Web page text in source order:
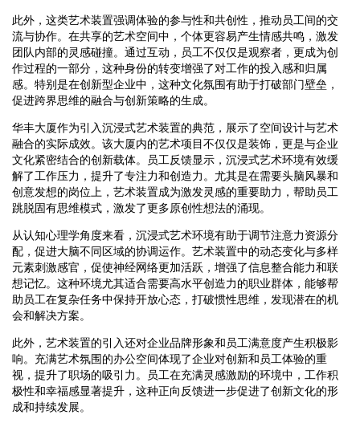
此外，这类艺术装置强调体验的参与性和共创性，推动员工间的交
流与协作。在共享的艺术空间中，个体更容易产生情感共鸣，激发
团队内部的灵感碰撞。通过互动，员工不仅仅是观察者，更成为创
作过程的一部分，这种身份的转变增强了对工作的投入感和归属
感。特别是在创新型企业中，这种文化氛围有助于打破部门壁垒，
促进跨界思维的融合与创新策略的生成。
华丰大厦作为引入沉浸式艺术装置的典范，展示了空间设计与艺术
融合的实际成效。该大厦内的艺术项目不仅仅是装饰，更是与企业
文化紧密结合的创新载体。员工反馈显示，沉浸式艺术环境有效缓
解了工作压力，提升了专注力和创造力。尤其是在需要头脑风暴和
创意发想的岗位上，艺术装置成为激发灵感的重要助力，帮助员工
跳脱固有思维模式，激发了更多原创性想法的涌现。
从认知心理学角度来看，沉浸式艺术环境有助于调节注意力资源分
配，促进大脑不同区域的协调运作。艺术装置中的动态变化与多样
元素刺激感官，促使神经网络更加活跃，增强了信息整合能力和联
想记忆。这种环境尤其适合需要高水平创造力的职业群体，能够帮
助员工在复杂任务中保持开放心态，打破惯性思维，发现潜在的机
会和解决方案。
此外，艺术装置的引入还对企业品牌形象和员工满意度产生积极影
响。充满艺术氛围的办公空间体现了企业对创新和员工体验的重
视，提升了职场的吸引力。员工在充满灵感激励的环境中，工作积
极性和幸福感显著提升，这种正向反馈进一步促进了创新文化的形
成和持续发展。